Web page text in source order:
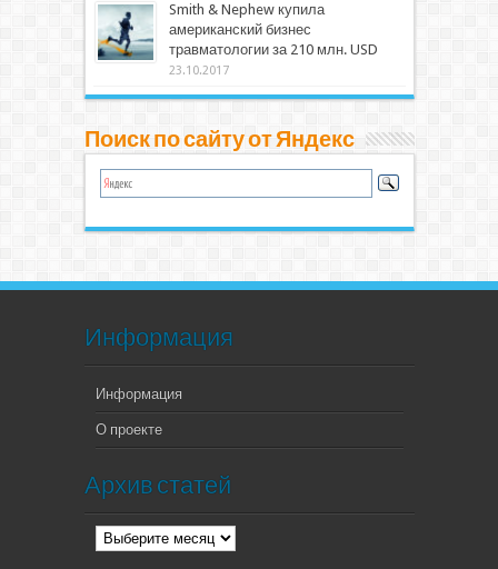
Smith & Nephew купила
американский бизнес
травматологии за 210 млн. USD
23.10.2017
Поиск по сайту от Яндекс
Информация
Информация
О проекте
Архив статей
Архив
статей